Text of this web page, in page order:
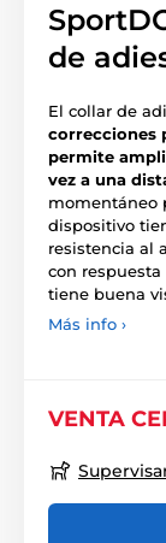
de
El collar de
correcciones
permite
vez a una
momentáneo
dispositivo
resistencia al
con
tiene buena
Más info ›
VENTA